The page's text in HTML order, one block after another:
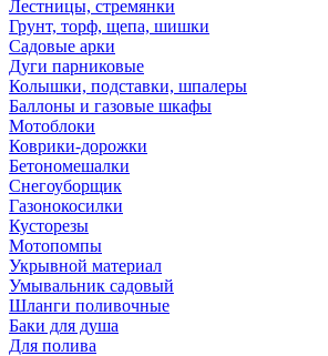
Лестницы, стремянки
Грунт, торф, щепа, шишки
Садовые арки
Дуги парниковые
Колышки, подставки, шпалеры
Баллоны и газовые шкафы
Мотоблоки
Коврики-дорожки
Бетономешалки
Снегоуборщик
Газонокосилки
Кусторезы
Мотопомпы
Укрывной материал
Умывальник садовый
Шланги поливочные
Баки для душа
Для полива